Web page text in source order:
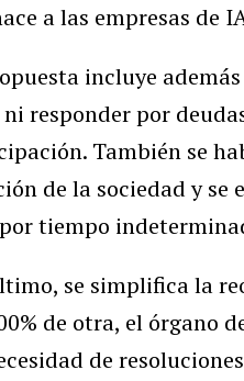
a las empresas de
incluye
responder por
También se
de la sociedad y se
tiempo
se simplifica la
de otra, el órgano
de